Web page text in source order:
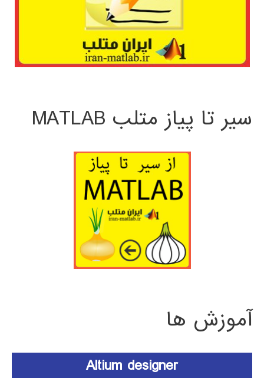
سیر تا پیاز متلب MATLAB
آموزش ها
Altium designer